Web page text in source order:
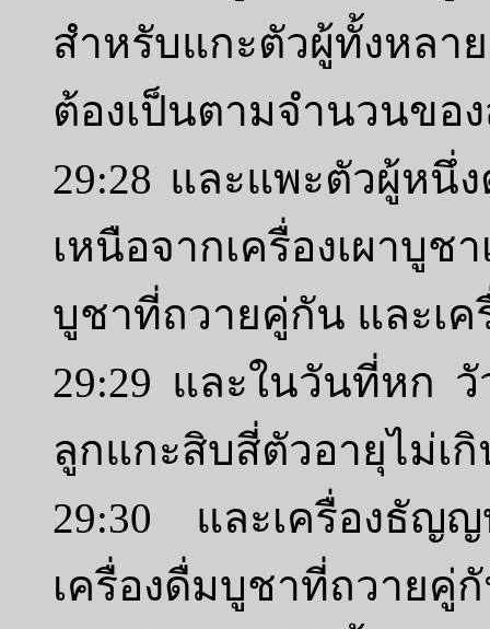
สำหรับแกะตัวผู้ทั้งหล
ต้องเป็นตามจำนวนข
29:28 และแพะตัวผู้หนึ่
เหนือจากเครื่องเผา
บูชาที่ถวายคู่กัน และเ
29:29 และในวันที่หก
ลูกแกะสิบสี่ตัวอายุไม่เ
29:30 และเครื่องธัญ
เครื่องดื่มบูชาที่ถวา